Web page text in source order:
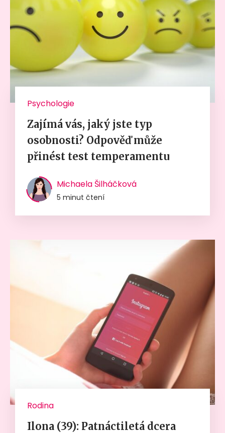
Psychologie
Zajímá vás, jaký jste typ
osobnosti? Odpověď může
přinést test temperamentu
Michaela Šilháčková
5 minut čtení
Rodina
Ilona (39): Patnáctiletá dcera